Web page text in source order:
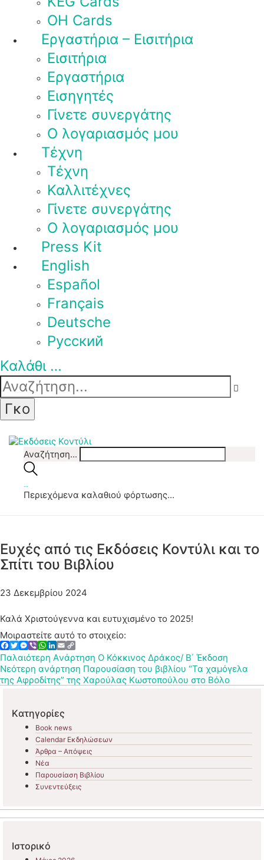
OH Cards
Εργαστήρια – Εισιτήρια
Εισιτήρια
Εργαστήρια
Εισηγητές
Γίνετε συνεργάτης
Ο λογαριασμός μου
Τέχνη
Τέχνη
Καλλιτέχνες
Γίνετε συνεργάτης
Ο λογαριασμός μου
Press Kit
English
Español
Français
Deutsche
Pусский
Καλάθι …
Αναζήτηση...
…
Περιεχόμενα καλαθιού φόρτωσης...
Ευχές από τις Εκδόσεις Κοντύλι και το
Σπίτι του Βιβλίου
23 Δεκεμβρίου 2024
Καλά Χριστούγεννα και ευτυχισμένο το 2025!
Μοιραστείτε αυτό το στοιχείο:
Facebook
Twitter
Messenger
Viber
WhatsApp
LinkedIn
EmailCopy
Link
Παλαιότερη Aνάρτηση Ο Κόκκινος Δράκος/ Β΄ Έκδοση
Νεότερη ανάρτηση Παρουσίαση του βιβλίου “Τα χαμόγελα
της Αφροδίτης” της Χαρούλας Κωστοπούλου στο Βόλο
Kατηγορίες
Book news
Calendar Εκδηλώσεων
Άρθρα – Απόψεις
Νέα
Παρουσίαση Βιβλίου
Συνεντεύξεις
Ιστορικό